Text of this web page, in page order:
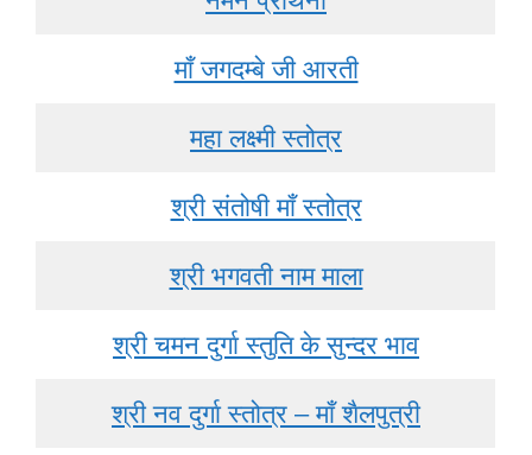
माँ जगदम्बे जी आरती
महा लक्ष्मी स्तोत्र
श्री संतोषी माँ स्तोत्र
श्री भगवती नाम माला
श्री चमन दुर्गा स्तुति के सुन्दर भाव
श्री नव दुर्गा स्तोत्र – माँ शैलपुत्री